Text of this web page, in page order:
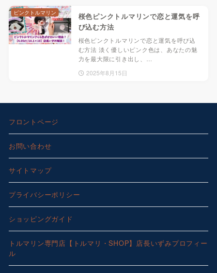
桜色ピンクトルマリンで恋と運気を呼
び込む方法
桜色ピンクトルマリンで恋と運気を呼び込
む方法 淡く優しいピンク色は、あなたの魅
力を最大限に引き出し、…
2025年8月15日
ピンクトルマリン
フロントページ
お問い合わせ
サイトマップ
プライバシーポリシー
ショッピングガイド
トルマリン専門店【トルマリ・SHOP】店長いずみプロフィー
ル